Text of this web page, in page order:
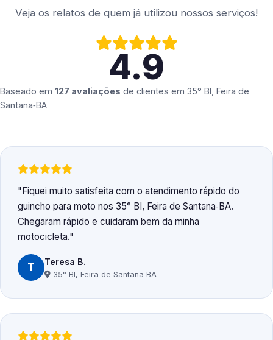
Veja os relatos de quem já utilizou nossos serviços!
4.9
Baseado em 127 avaliações de clientes em 35° BI, Feira de
Santana‑BA
Fiquei muito satisfeita com o atendimento rápido do
guincho para moto nos 35° BI, Feira de Santana‑BA.
Chegaram rápido e cuidaram bem da minha
motocicleta.
T Teresa B.
35° BI, Feira de Santana‑BA